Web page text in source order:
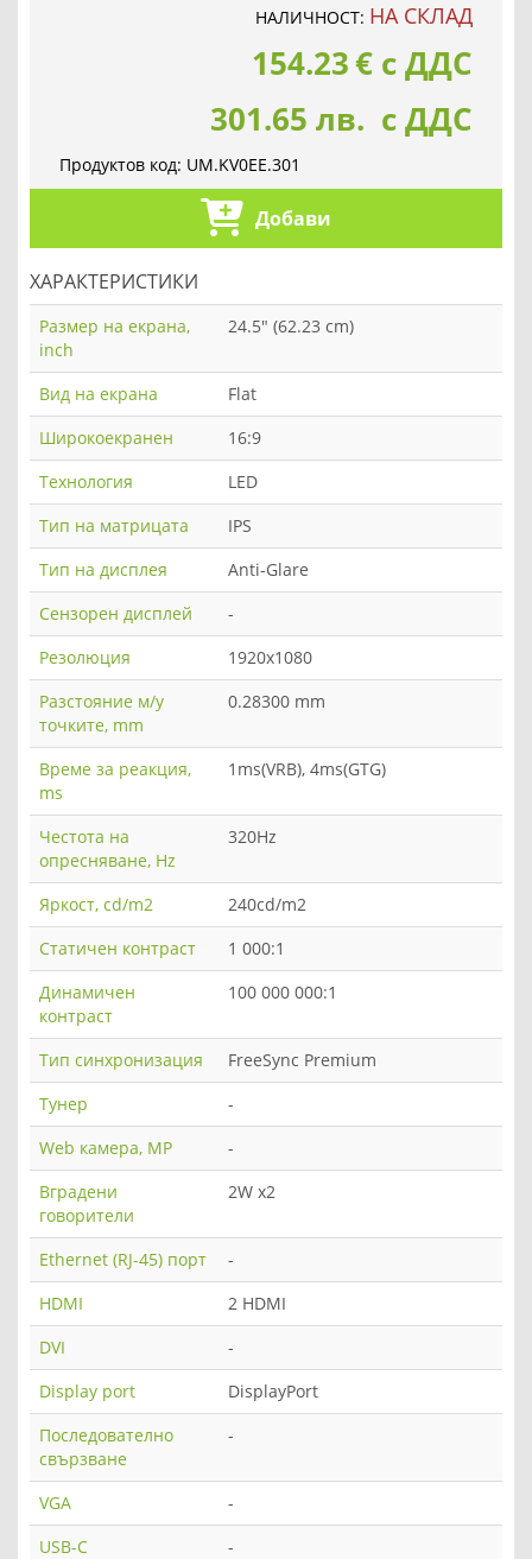
НАЛИЧНОСТ: НА СКЛАД
154.23€ с ДДС
301.65 лв. с ДДС
Продуктов код: UM.KV0EE.301
Добави
ХАРАКТЕРИСТИКИ
Размер на екрана,
inch
24.5" (62.23 cm)
Вид на екрана
Flat
Широкоекранен
16:9
Технология
LED
Тип на матрицата
IPS
Тип на дисплея
Anti-Glare
Сензорен дисплей
-
Резолюция
1920x1080
Разстояние м/у
точките, mm
0.28300 mm
Време за реакция,
ms
1ms(VRB), 4ms(GTG)
Честота на
опресняване, Hz
320Hz
Яркост, cd/m2
240cd/m2
Статичен контраст
1 000:1
Динамичен
контраст
100 000 000:1
Тип синхронизация
FreeSync Premium
Тунер
-
Web камера, MP
-
Вградени
говорители
2W x2
Ethernet (RJ-45) порт
-
HDMI
2 HDMI
DVI
-
Display port
DisplayPort
Последователно
свързване
-
VGA
-
USB-C
-